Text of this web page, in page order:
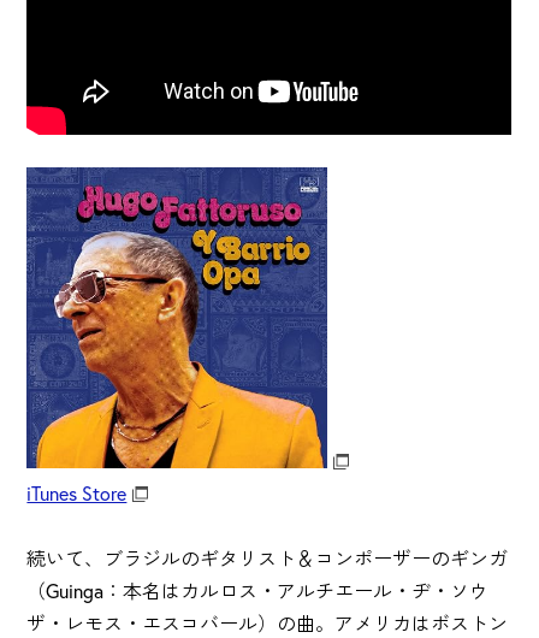
iTunes Store
続いて、ブラジルのギタリスト＆コンポーザーのギンガ
（Guinga：本名はカルロス・アルチエール・ヂ・ソウ
ザ・レモス・エスコバール）の曲。アメリカはボストン